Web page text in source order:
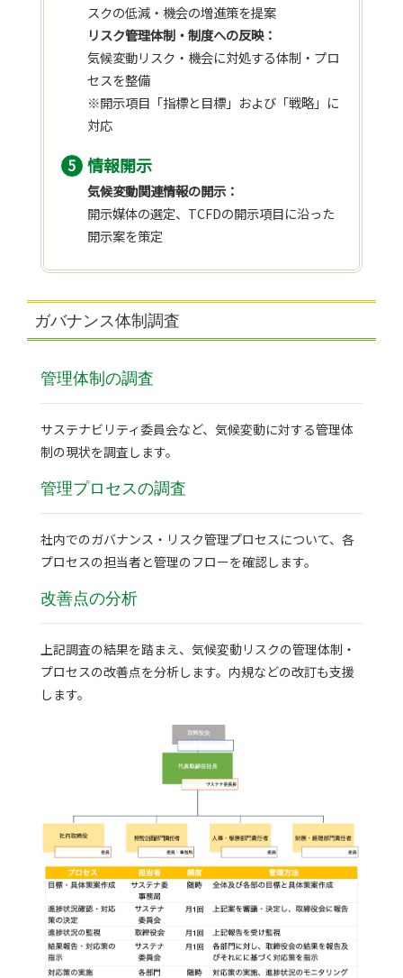
スクの低減・機会の増進策を提案
リスク管理体制・制度への反映：
気候変動リスク・機会に対処する体制・プロ
セスを整備
※開示項目「指標と目標」および「戦略」に
対応
情報開示
気候変動関連情報の開示：
開示媒体の選定、TCFDの開示項目に沿った
開示案を策定
ガバナンス体制調査
管理体制の調査
サステナビリティ委員会など、気候変動に対する管理体
制の現状を調査します。
管理プロセスの調査
社内でのガバナンス・リスク管理プロセスについて、各
プロセスの担当者と管理のフローを確認します。
改善点の分析
上記調査の結果を踏まえ、気候変動リスクの管理体制・
プロセスの改善点を分析します。内規などの改訂も支援
します。